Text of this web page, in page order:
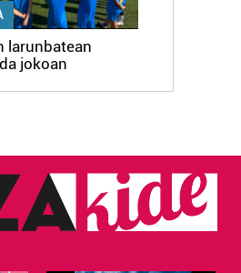
larunbatean
jokoan